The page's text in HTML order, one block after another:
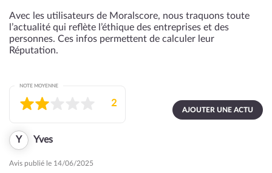
Avec les utilisateurs de Moralscore, nous traquons toute
l’actualité qui reflète l’éthique des entreprises et des
personnes. Ces infos permettent de calculer leur
Réputation.
AJOUTER UNE ACTU
NOTE MOYENNE
2
Y Yves
Avis publié le 14/06/2025